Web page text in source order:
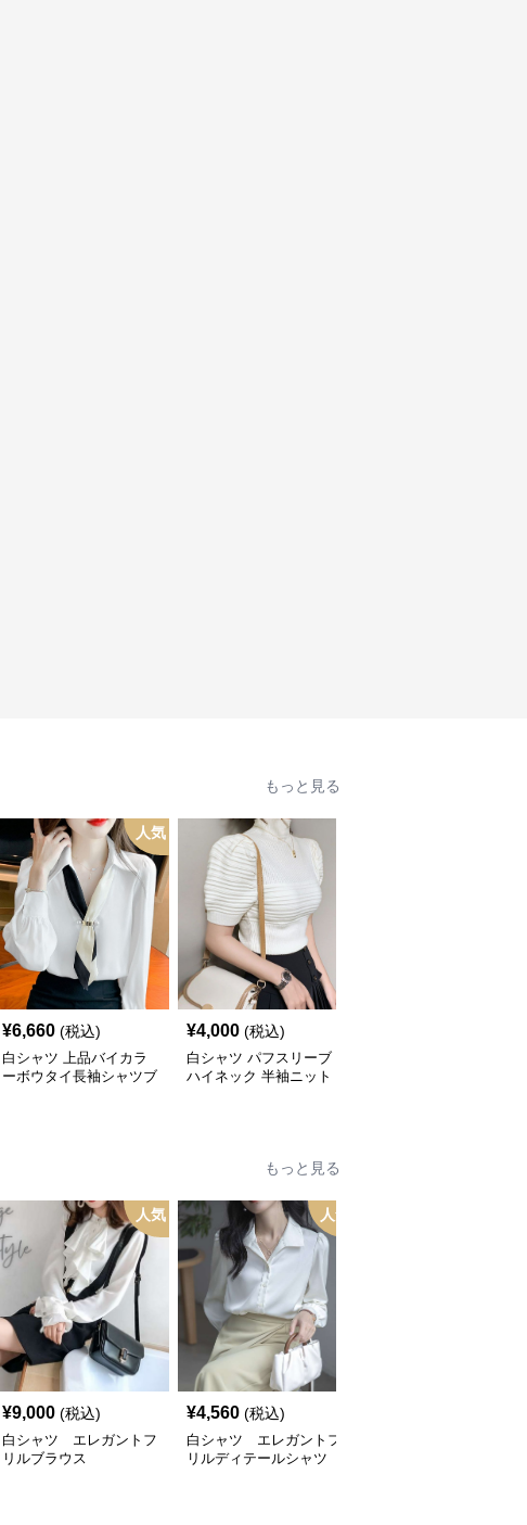
もっと見る
人気
¥6,660 (税込)
白シャツ 上品バイカラ
ーボウタイ長袖シャツブ
¥4,000 (税込)
白シャツ パフスリーブ
ハイネック 半袖ニット
もっと見る
人気
¥9,000 (税込)
白シャツ エレガントフ
リルブラウス
人気
¥4,560 (税込)
白シャツ エレガントフ
リルディテールシャツ